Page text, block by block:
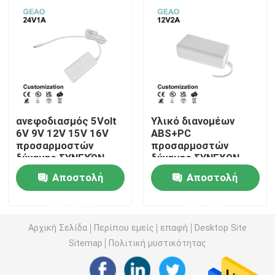
Ανταλλάξιμος προσαρμοστής δύναμης
Γρήγορος φορτιστής GaN
Ο τοίχος τοποθετεί την παροχή ηλεκτρικού
Μεταστρεφόμενη παροχή ηλεκτρικού ρεύματος
προσαρμοστής δύναμης εναλλασσόμενου ρεύματος
ανεφοδιασμός 5Volt
6V 9V 12V 15V 16V
προσαρμοστών
δύναμης ΣΥΝΕΧΏΝ
υπολογιστών
γραφείου
εναλλασσόμενου
Αποστολή
Υλικό διανομέων
ABS+PC
προσαρμοστών
δύναμης ΣΥΝΕΧΩΝ
Jack 12V 2A
υπολογιστών
γραφείου
Αποστολή
Αρχική Σελίδα Περίπου εμείς επαφή
Desktop Site
Sitemap
Πολιτική μυστικότητας